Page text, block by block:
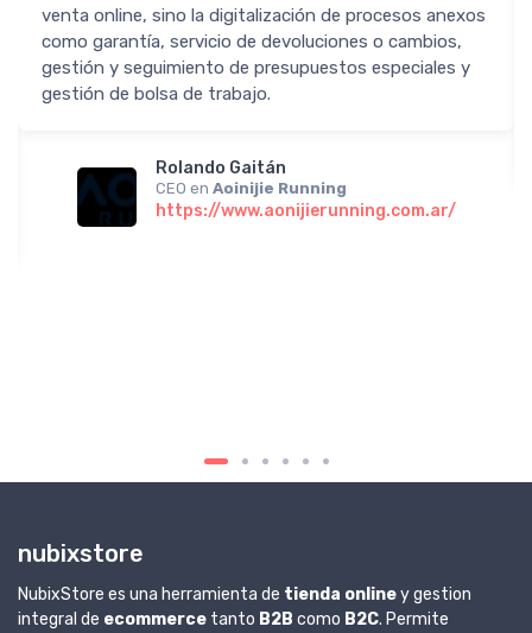
venta online, sino la digitalización de procesos anexos
como garantía, servicio de devoluciones o cambios,
gestión y seguimiento de presupuestos especiales y
gestión de bolsa de trabajo.
Rolando Gaitán
CEO en Aoinijie Running
https://www.aonijierunning.com.ar/
nubixstore
NubixStore es una herramienta de tienda onliney gestion
integral de ecommerce tanto B2B como B2C. Permite